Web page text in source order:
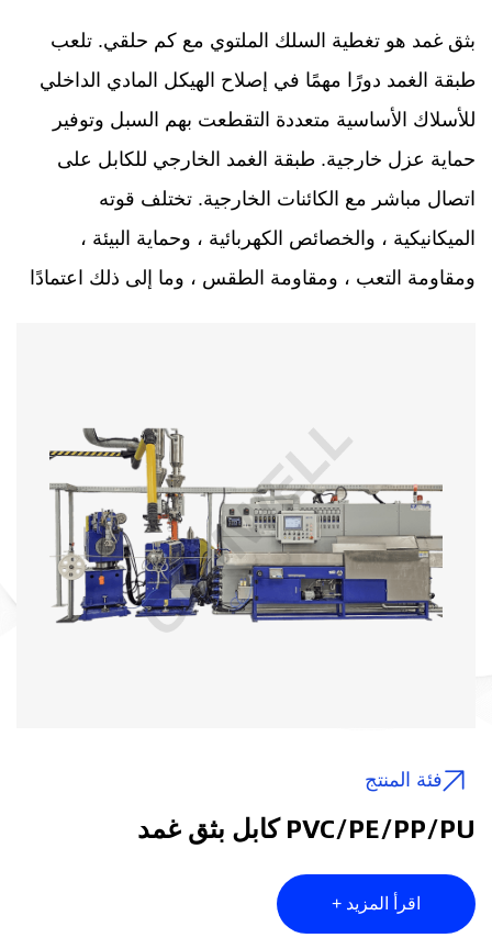
بثق غمد هو تغطية السلك الملتوي مع كم حلقي. تلعب
طبقة الغمد دورًا مهمًا في إصلاح الهيكل المادي الداخلي
للأسلاك الأساسية متعددة التقطعت بهم السبل وتوفير
حماية عزل خارجية. طبقة الغمد الخارجي للكابل على
اتصال مباشر مع الكائنات الخارجية. تختلف قوته
الميكانيكية ، والخصائص الكهربائية ، وحماية البيئة ،
ومقاومة التعب ، ومقاومة الطقس ، وما إلى ذلك اعتمادًا
إلى بثق مواد غير سامة صديقة للبيئة وقذف مواد الحماية
غير البيئية ؛ وفقًا لمقاومة الحريق المختلفة ومتخلف اللهب
لطبقة الغمد ، فإنه مقسوم إلى بثق منخفضة مثبطات
اللهب الخالية من الدخان والمواد المثبطية غير المضيئة (أي
المادة التقليدية) ؛ وفقًا لمستويات الجهد المختلفة ، يتم
تقسيمه إلى بثق غلاف خارجي من سلك الجهد المنخفض
وتجفيف ارتفاع درجة الحرارة التشعيع المتقاطع (أو غيرها
من طرق الربط المتقاطع). وفقًا لحقول تطبيق الأسلاك
المختلفة ، يتم تقسيمه إلى بثق غمد الأسلاك وقذف غمد
الكابل.
فئة المنتج
PVC/PE/PP/PU كابل بثق غمد
اقرأ المزيد +